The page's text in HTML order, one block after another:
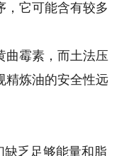
，它可能含有较多
霉素，而土法压
精炼油的安全性远
乏足够能量和脂